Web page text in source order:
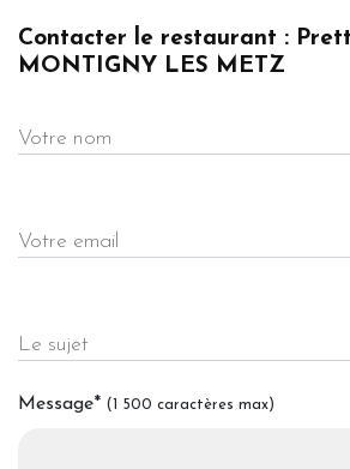
Contacter le restaurant :
MONTIGNY LES METZ
Votre nom
Votre email
Le sujet
Message* (1 500 caractères max)